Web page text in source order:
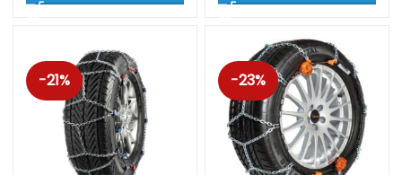
-21% -23%